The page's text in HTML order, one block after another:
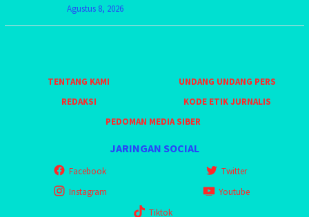
Agustus 8, 2026
TENTANG KAMI
UNDANG UNDANG PERS
REDAKSI
KODE ETIK JURNALIS
PEDOMAN MEDIA SIBER
JARINGAN SOCIAL
Facebook
Twitter
Instagram
Youtube
Tiktok